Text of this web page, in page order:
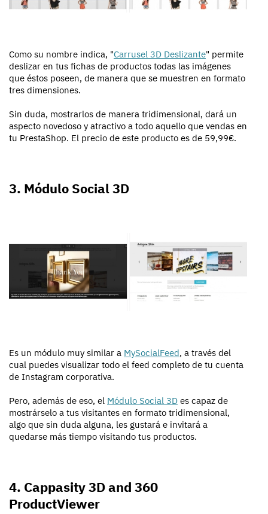
Como su nombre indica, "Carrusel 3D Deslizante" permite
deslizar en tus fichas de productos todas las imágenes
que éstos poseen, de manera que se muestren en formato
tres dimensiones.
Sin duda, mostrarlos de manera tridimensional, dará un
aspecto novedoso y atractivo a todo aquello que vendas en
tu PrestaShop. El precio de este producto es de 59,99€.
3. Módulo Social 3D
Es un módulo muy similar a MySocialFeed, a través del
cual puedes visualizar todo el feed completo de tu cuenta
de Instagram corporativa.
Pero, además de eso, el Módulo Social 3D es capaz de
mostrárselo a tus visitantes en formato tridimensional,
algo que sin duda alguna, les gustará e invitará a
quedarse más tiempo visitando tus productos.
4. Cappasity 3D and 360
ProductViewer